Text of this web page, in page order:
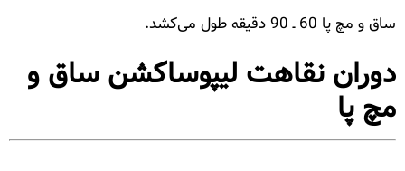
ساق و مچ پا 60 ـ 90 دقیقه طول می‌کشد.
دوران نقاهت لیپوساکشن ساق و
مچ پا